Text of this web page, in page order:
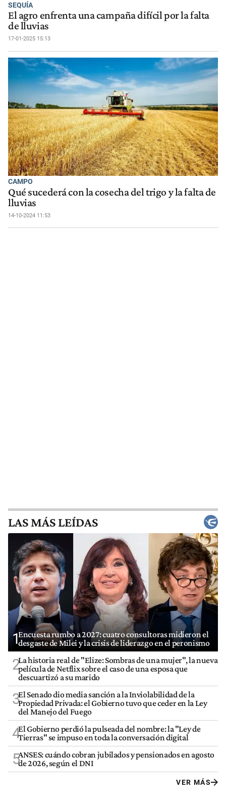
SEQUÍA
El agro enfrenta una campaña difícil por la falta
de lluvias
17-01-2025 15:13
CAMPO
Qué sucederá con la cosecha del trigo y la falta de
lluvias
14-10-2024 11:53
LAS MÁS LEÍDAS
1Encuesta rumbo a 2027: cuatro consultoras midieron el
desgaste de Milei y la crisis de liderazgo en el peronismo
2La historia real de "Elize: Sombras de una mujer", la nueva
película de Netflix sobre el caso de una esposa que
descuartizó a su marido
3El Senado dio media sanción a la Inviolabilidad de la
Propiedad Privada: el Gobierno tuvo que ceder en la Ley
del Manejo del Fuego
4El Gobierno perdió la pulseada del nombre: la "Ley de
Tierras" se impuso en toda la conversación digital
5ANSES: cuándo cobran jubilados y pensionados en agosto
de 2026, según el DNI
VER MÁS